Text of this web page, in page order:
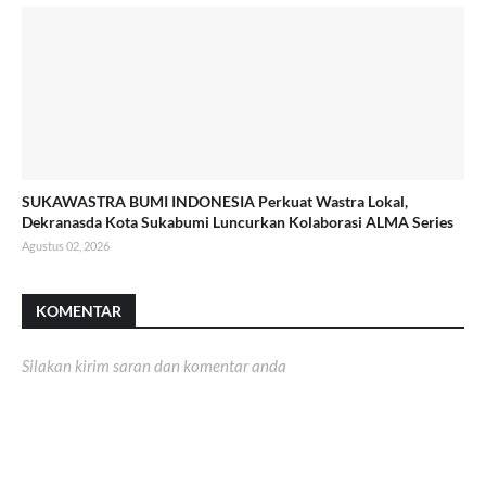
SUKAWASTRA BUMI INDONESIA Perkuat Wastra Lokal,
Dekranasda Kota Sukabumi Luncurkan Kolaborasi ALMA Series
Agustus 02, 2026
KOMENTAR
Silakan kirim saran dan komentar anda